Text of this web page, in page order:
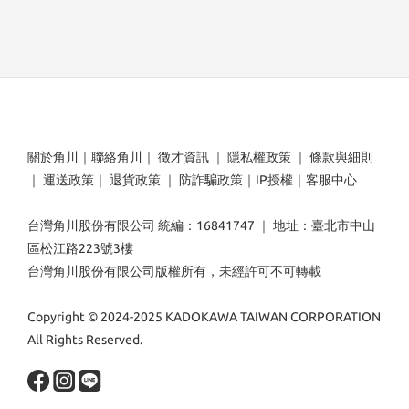
關於角川 ｜ 聯絡角川 ｜ 徵才資訊 ｜ 隱私權政策 ｜ 條款與細則
｜ 運送政策 ｜ 退貨政策 ｜ 防詐騙政策 ｜ IP授權 ｜ 客服中心
台灣角川股份有限公司 統編：16841747 ｜ 地址：臺北市中山
區松江路223號3樓
台灣角川股份有限公司版權所有，未經許可不可轉載
Copyright © 2024-2025 KADOKAWA TAIWAN CORPORATION
All Rights Reserved.